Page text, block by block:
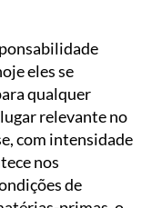
eles se
qualquer
relevante no
com intensidade
nos
de